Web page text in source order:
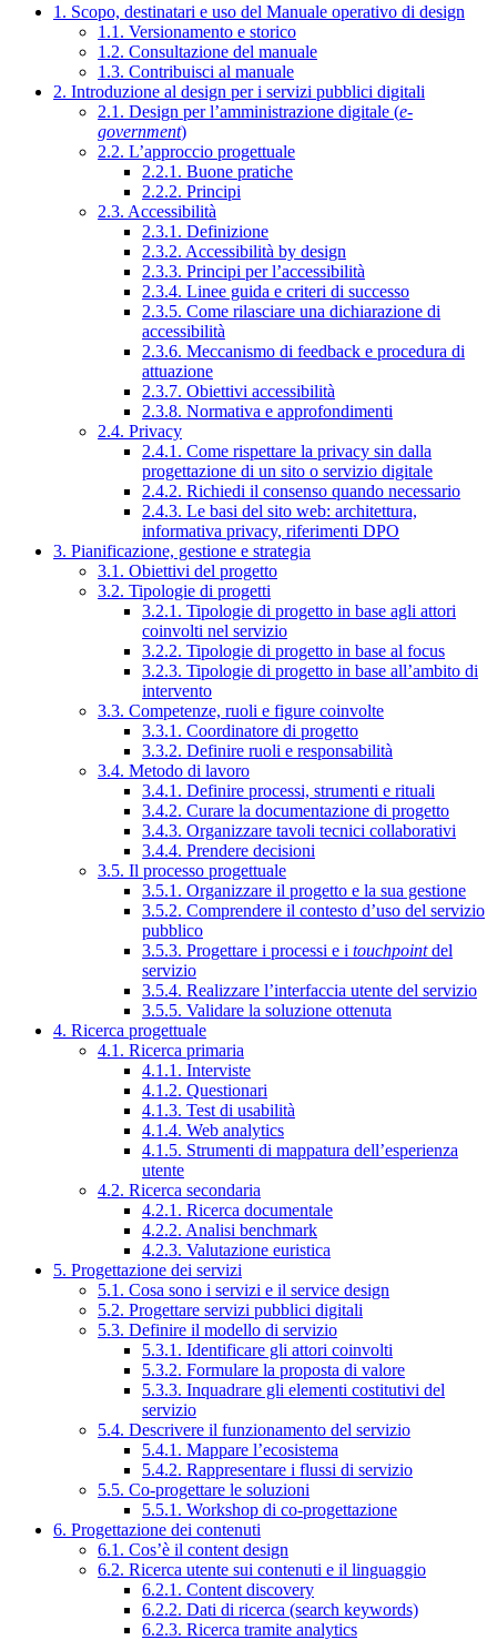
1. Scopo, destinatari e uso del Manuale operativo di design
1.1. Versionamento e storico
1.2. Consultazione del manuale
1.3. Contribuisci al manuale
2. Introduzione al design per i servizi pubblici digitali
2.1. Design per l’amministrazione digitale (e-
government)
2.2. L’approccio progettuale
2.2.1. Buone pratiche
2.2.2. Principi
2.3. Accessibilità
2.3.1. Definizione
2.3.2. Accessibilità by design
2.3.3. Principi per l’accessibilità
2.3.4. Linee guida e criteri di successo
2.3.5. Come rilasciare una dichiarazione di
accessibilità
2.3.6. Meccanismo di feedback e procedura di
attuazione
2.3.7. Obiettivi accessibilità
2.3.8. Normativa e approfondimenti
2.4. Privacy
2.4.1. Come rispettare la privacy sin dalla
progettazione di un sito o servizio digitale
2.4.2. Richiedi il consenso quando necessario
2.4.3. Le basi del sito web: architettura,
informativa privacy, riferimenti DPO
3. Pianificazione, gestione e strategia
3.1. Obiettivi del progetto
3.2. Tipologie di progetti
3.2.1. Tipologie di progetto in base agli attori
coinvolti nel servizio
3.2.2. Tipologie di progetto in base al focus
3.2.3. Tipologie di progetto in base all’ambito di
intervento
3.3. Competenze, ruoli e figure coinvolte
3.3.1. Coordinatore di progetto
3.3.2. Definire ruoli e responsabilità
3.4. Metodo di lavoro
3.4.1. Definire processi, strumenti e rituali
3.4.2. Curare la documentazione di progetto
3.4.3. Organizzare tavoli tecnici collaborativi
3.4.4. Prendere decisioni
3.5. Il processo progettuale
3.5.1. Organizzare il progetto e la sua gestione
3.5.2. Comprendere il contesto d’uso del servizio
pubblico
3.5.3. Progettare i processi e i touchpointdel
servizio
3.5.4. Realizzare l’interfaccia utente del servizio
3.5.5. Validare la soluzione ottenuta
4. Ricerca progettuale
4.1. Ricerca primaria
4.1.1. Interviste
4.1.2. Questionari
4.1.3. Test di usabilità
4.1.4. Web analytics
4.1.5. Strumenti di mappatura dell’esperienza
utente
4.2. Ricerca secondaria
4.2.1. Ricerca documentale
4.2.2. Analisi benchmark
4.2.3. Valutazione euristica
5. Progettazione dei servizi
5.1. Cosa sono i servizi e il service design
5.2. Progettare servizi pubblici digitali
5.3. Definire il modello di servizio
5.3.1. Identificare gli attori coinvolti
5.3.2. Formulare la proposta di valore
5.3.3. Inquadrare gli elementi costitutivi del
servizio
5.4. Descrivere il funzionamento del servizio
5.4.1. Mappare l’ecosistema
5.4.2. Rappresentare i flussi di servizio
5.5. Co-progettare le soluzioni
5.5.1. Workshop di co-progettazione
6. Progettazione dei contenuti
6.1. Cos’è il content design
6.2. Ricerca utente sui contenuti e il linguaggio
6.2.1. Content discovery
6.2.2. Dati di ricerca (search keywords)
6.2.3. Ricerca tramite analytics